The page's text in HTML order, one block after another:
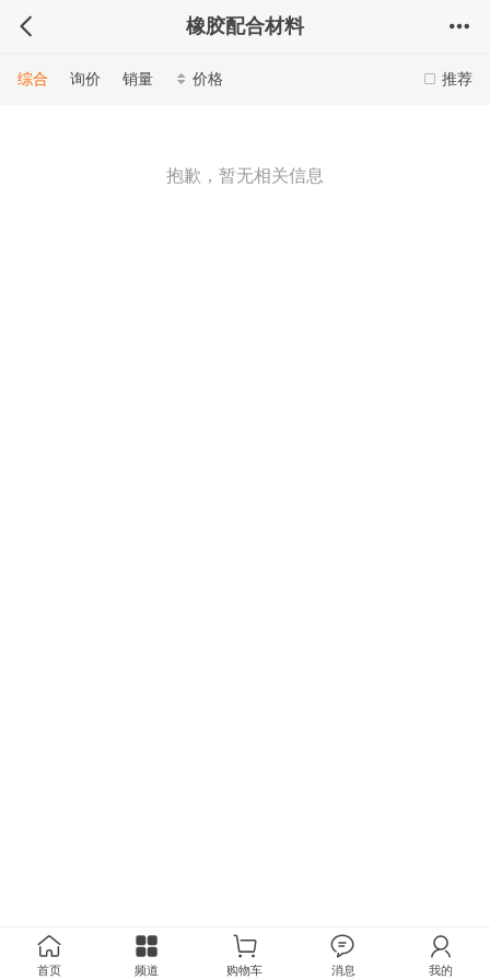
橡胶配合材料
推荐
综合 询价 销量 价格
抱歉，暂无相关信息
首页 频道 购物车 消息 我的